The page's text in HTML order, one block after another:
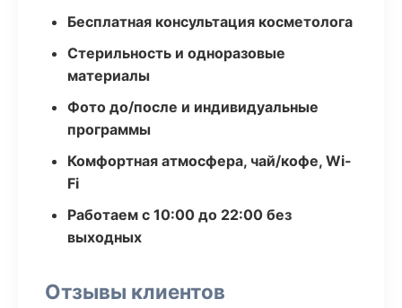
Бесплатная консультация косметолога
Стерильность и одноразовые
материалы
Фото до/после и индивидуальные
программы
Комфортная атмосфера, чай/кофе, Wi-
Fi
Работаем с 10:00 до 22:00 без
выходных
Отзывы клиентов